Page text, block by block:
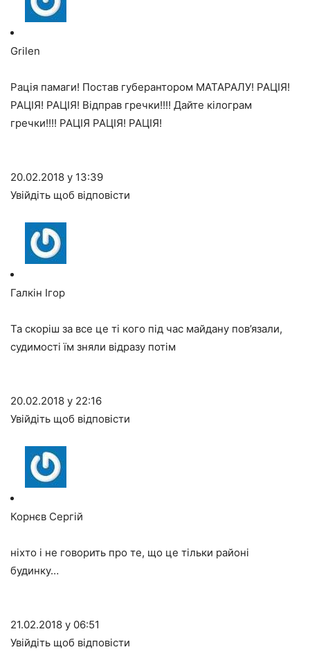
Grilen
Рація памаги! Постав губерантором МАТАРАЛУ! РАЦІЯ!
РАЦІЯ! РАЦІЯ! Відправ гречки!!!! Дайте кілограм
гречки!!!! РАЦІЯ РАЦІЯ! РАЦІЯ!
20.02.2018 у 13:39
Увійдіть щоб відповісти
Галкін Ігор
Та скоріш за все це ті кого під час майдану пов’язали,
судимості їм зняли відразу потім
20.02.2018 у 22:16
Увійдіть щоб відповісти
Корнєв Сергій
ніхто і не говорить про те, що це тільки районі
будинку…
21.02.2018 у 06:51
Увійдіть щоб відповісти